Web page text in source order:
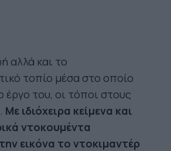
αλλά και το
τοπίο μέσα στο οποίο
του, οι τόποι στους
Με ιδιόχειρα κείμενα και
ντοκουμέντα
εικόνα το ντοκιμαντέρ